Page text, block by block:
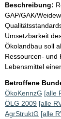
p
r
o
S
e
i
t
e
Beschreibung:
GAP/GAK/
Umsetzbarkeit
Ökolandbau soll
Ressourcen- und
Lebensmittel
Betroffene
ÖkoKennzG [alle
ÖLG 2009 [alle
AgrStruktG [alle